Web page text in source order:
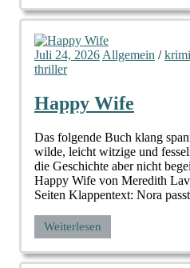
Juli 24, 2026 Allgemein /krimi
thriller
Happy Wife
Das folgende Buch klang
wilde, leicht witzige und
die Geschichte aber nicht
Happy Wife von Meredith
Seiten Klappentext: Nora passt
Weiterlesen